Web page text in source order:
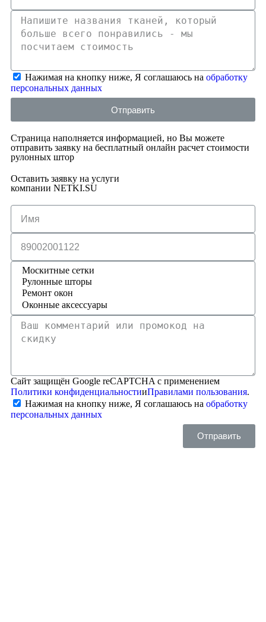
Нажимая на кнопку ниже, Я соглашаюсь на обработку
персональных данных
Отправить
Страница наполняется информацией, но Вы можете
отправить заявку на бесплатный онлайн расчет стоимости
рулонных штор
Оставить заявку на услуги
компании NETKI.SU
Сайт защищён Google reCAPTCHA с применением
Политики конфиденциальностииПравилами пользования.
Нажимая на кнопку ниже, Я соглашаюсь на обработку
персональных данных
Отправить